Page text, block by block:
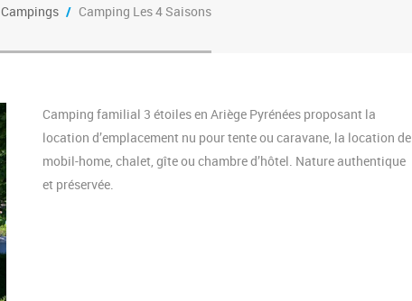
Campings / Camping Les 4 Saisons
Camping familial 3 étoiles en Ariège Pyrénées proposant la
location d’emplacement nu pour tente ou caravane, la location de
mobil-home, chalet, gîte ou chambre d’hôtel. Nature authentique
et préservée.